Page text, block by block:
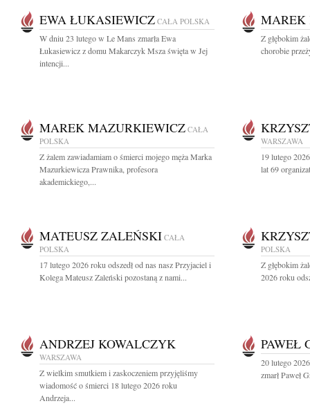
EWA ŁUKASIEWICZ CAŁA POLSKA
W dniu 23 lutego w Le Mans zmarła Ewa
Łukasiewicz z domu Makarczyk Msza święta w Jej
intencji...
MAREK
Z głębokim
chorobie
MAREK MAZURKIEWICZ CAŁA
POLSKA
Z żalem zawiadamiam o śmierci mojego męża Marka
Mazurkiewicza Prawnika, profesora
akademickiego,...
WARSZAWA
19 lutego
lat 69
MATEUSZ ZALEŃSKI CAŁA
POLSKA
17 lutego 2026 roku odszedł od nas nasz Przyjaciel i
Kolega Mateusz Zaleński pozostaną z nami...
POLSKA
Z głębokim
2026 roku
ANDRZEJ KOWALCZYK
WARSZAWA
Z wielkim smutkiem i zaskoczeniem przyjęliśmy
wiadomość o śmierci 18 lutego 2026 roku
Andrzeja...
PAWEŁ
20 lutego
zmarł Paweł